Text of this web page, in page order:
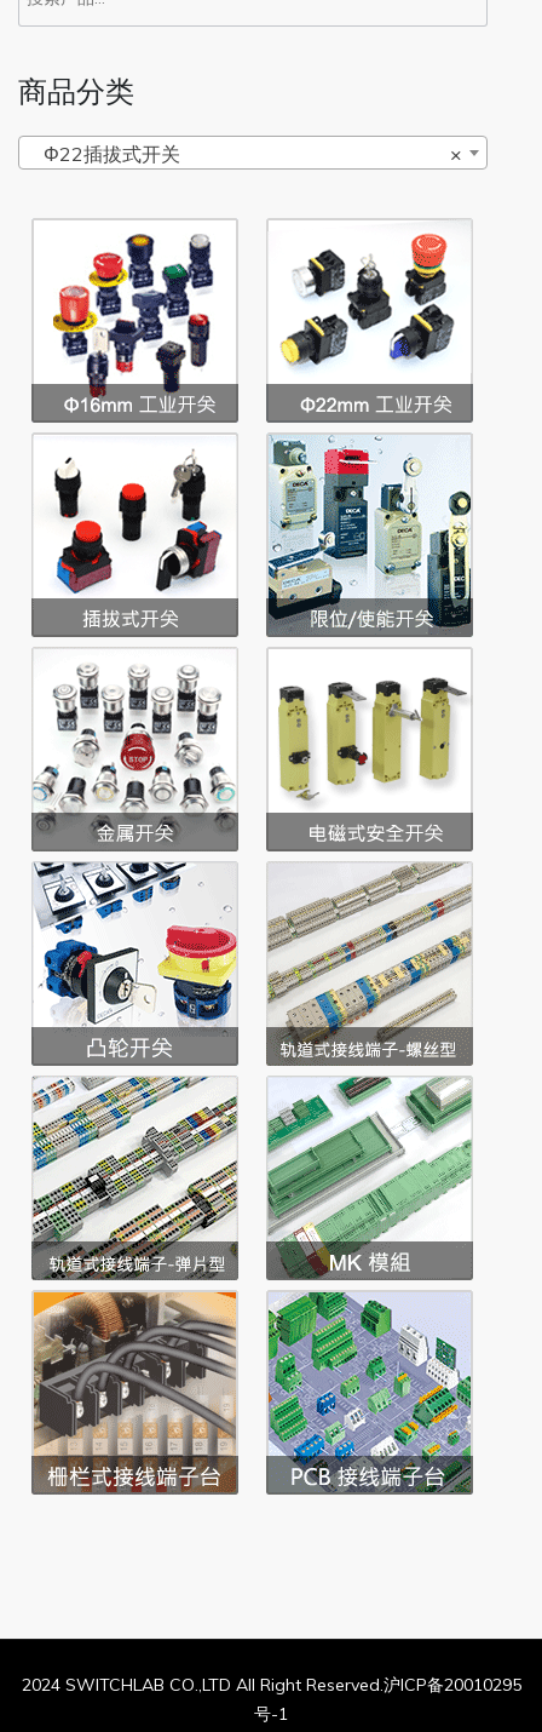
商品分类
×
Φ22插拔式开关
2024 SWITCHLAB CO.,LTD All Right Reserved.沪ICP备20010295
号-1